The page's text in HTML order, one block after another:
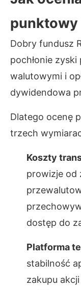
punktowy
Dobry fundusz
pochłonie
walutowymi i
dywidendowa
Dlatego ocenę
trzech
Koszty
prowizje od
dostęp do
Platforma
stabilność
zakupu